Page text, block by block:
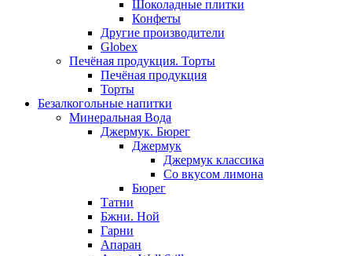
Шоколадные плитки
Конфеты
Другие производители
Globex
Печёная продукция. Торты
Печёная продукция
Торты
Безалкогольные напитки
Минеральная Вода
Джермук. Бюрег
Джермук
Джермук классика
Со вкусом лимона
Бюрег
Татни
Бжни. Ной
Гарни
Апаран